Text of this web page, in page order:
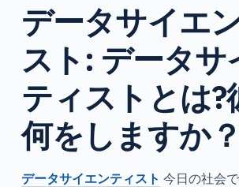
データサイエ
スト: データサ
ティストとは?
何をしますか？
データサイエンティスト 今日の社会